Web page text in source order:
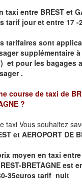
taxi entre BREST et
tarif jour et entre 17
tarifaires sont
supplémentaire
et pour les bagages
.
course de taxi de
?
taxi Vous souhaitez
et AEROPORT DE
moyen en taxi entre
BRETAGNE est
35euros tarif nuit